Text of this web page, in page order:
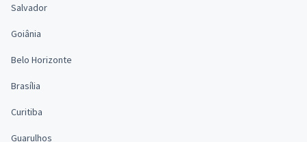
Salvador
Goiânia
Belo Horizonte
Brasília
Curitiba
Guarulhos